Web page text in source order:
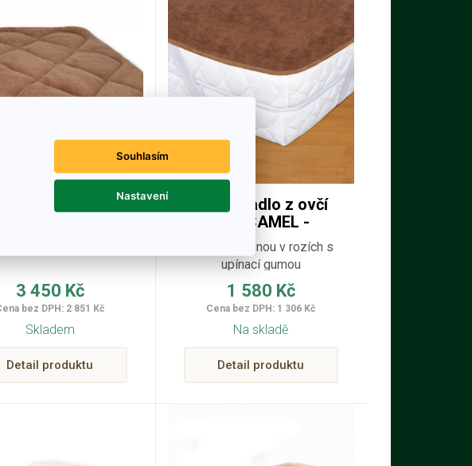
z ovčí vlny
3 450 Kč
bez DPH: 2 851 Kč
Skladem
Detail produktu
Prostěradlo z ovčí
vlny CAMEL -
matracový chránič
podšité bavlnou v rozích s
upínací gumou
1 580 Kč
Cena bez DPH: 1 306 Kč
Na skladě
Detail produktu
Souhlasím
Nastavení